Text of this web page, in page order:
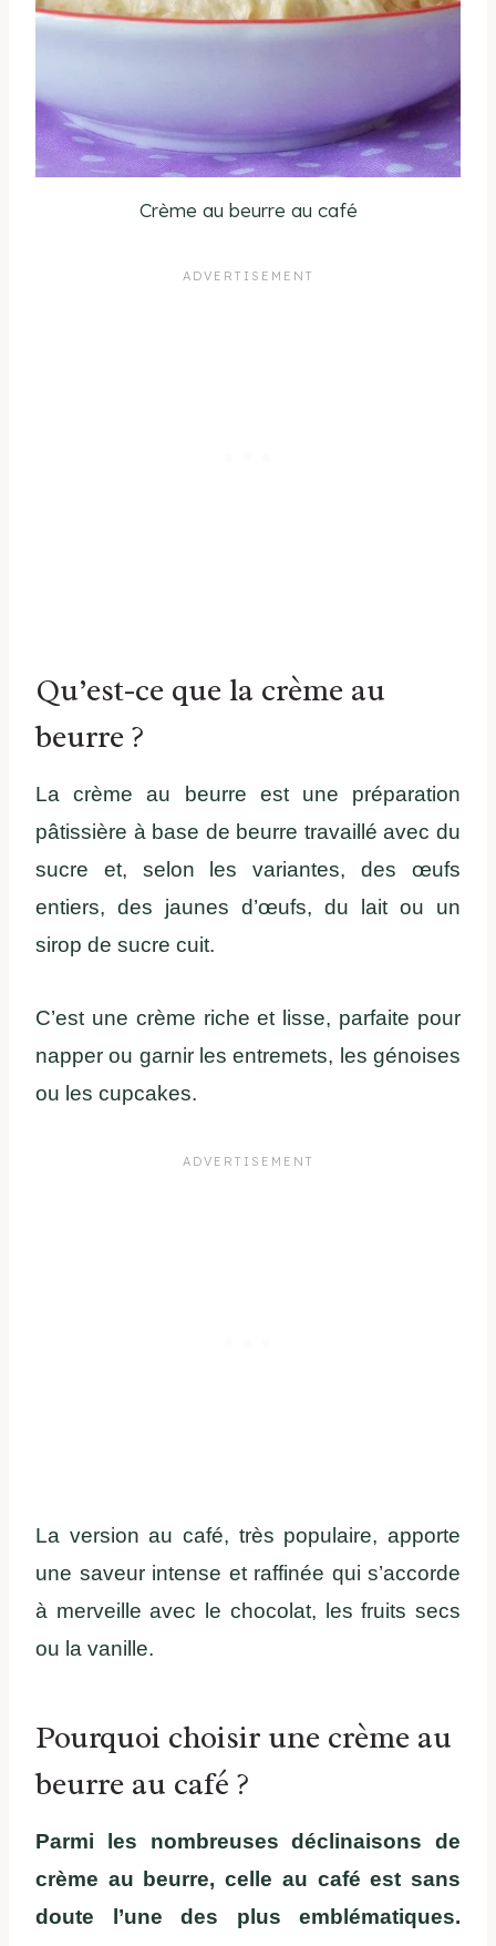
Crème au beurre au café
Qu’est-ce que la crème au
beurre ?
La crème au beurre est une préparation
pâtissière à base de beurre travaillé avec du
sucre et, selon les variantes, des œufs
entiers, des jaunes d’œufs, du lait ou un
sirop de sucre cuit.
C’est une crème riche et lisse, parfaite pour
napper ou garnir les entremets, les génoises
ou les cupcakes.
La version au café, très populaire, apporte
une saveur intense et raffinée qui s’accorde
à merveille avec le chocolat, les fruits secs
ou la vanille.
Pourquoi choisir une crème au
beurre au café ?
Parmi les nombreuses déclinaisons de
crème au beurre, celle au café est sans
doute l’une des plus emblématiques.